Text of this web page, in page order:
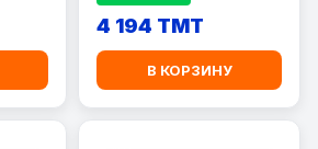
(TY9670)
4 194 TMT
В КОРЗИНУ